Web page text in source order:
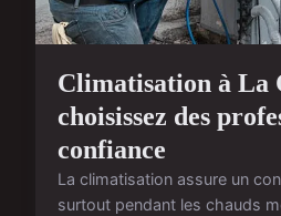
Climatisation à La
choisissez des
confiance
La climatisation assure un
surtout pendant les chauds